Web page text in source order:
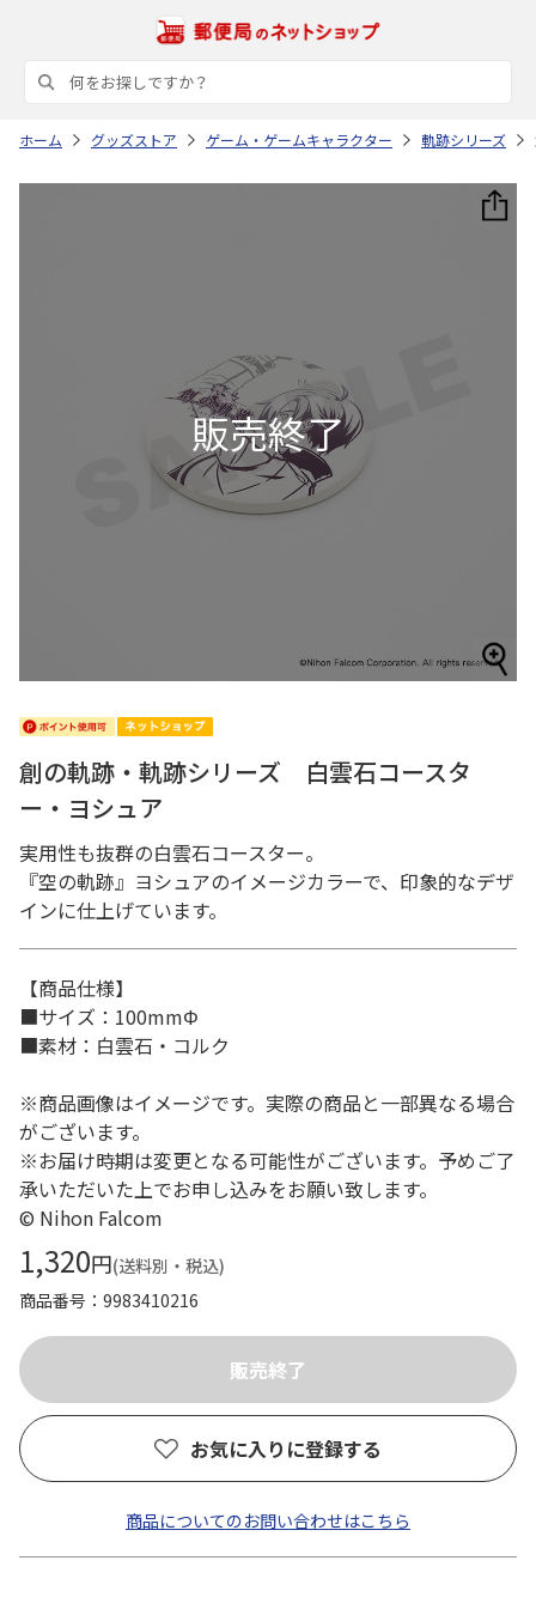
ホーム グッズストア ゲーム・ゲームキャラクター 軌跡シリーズ
創の軌跡・軌跡シリーズ 白雲石コースタ
ー・ヨシュア
実用性も抜群の白雲石コースター。
『空の軌跡』ヨシュアのイメージカラーで、印象的なデザ
インに仕上げています。
【商品仕様】
■サイズ：100mmΦ
■素材：白雲石・コルク
※商品画像はイメージです。実際の商品と一部異なる場合
がございます。
※お届け時期は変更となる可能性がございます。予めご了
承いただいた上でお申し込みをお願い致します。
© Nihon Falcom
1,320円(送料別・税込)
商品番号
9983410216
お気に入りに登録する
商品についてのお問い合わせはこちら